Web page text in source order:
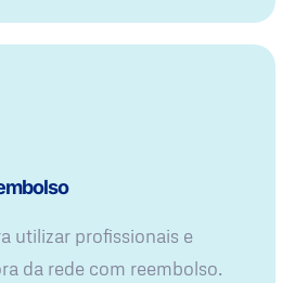
utilizar profissionais e
da rede com reembolso.